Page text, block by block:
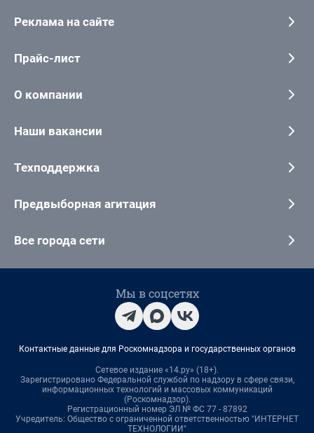
Реклама на сайте
Прайс-лист
О компании
Наши вакансии
Техподдержка
Предвыборная агитация
Все города сети
Мы в соцсетях
Контактные данные для Роскомнадзора и государственных органов
Сетевое издание «14.ру» (18+).
Зарегистрировано Федеральной службой по надзору в сфере связи,
информационных технологий и массовых коммуникаций
(Роскомнадзор).
Регистрационный номер ЭЛ № ФС 77 - 87892
Учредитель: Общество с ограниченной ответственностью "ИНТЕРНЕТ
ТЕХНОЛОГИИ"